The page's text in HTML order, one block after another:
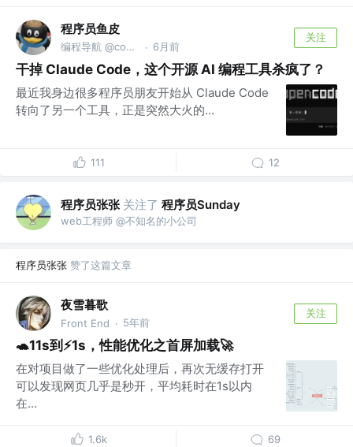
程序员鱼皮
编程导航 @codefather.cn · 6月前
关注
干掉 Claude Code，这个开源 AI 编程工具杀疯了？
最近我身边很多程序员朋友开始从 Claude Code
转向了另一个工具，正是突然大火的...
111 12
程序员张张 关注了 程序员Sunday
web工程师 @不知名的小公司
程序员张张 赞了这篇文章
夜雪暮歌
Front End · 5年前
关注
🐢11s到⚡1s，性能优化之首屏加载🚀
在对项目做了一些优化处理后，再次无缓存打开
可以发现网页几乎是秒开，平均耗时在1s以内
在...
1.6k 69